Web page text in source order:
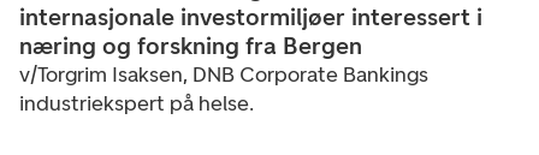
internasjonale investormiljøer interessert i
næring og forskning fra Bergen
v/Torgrim Isaksen, DNB Corporate Bankings
industriekspert på helse.